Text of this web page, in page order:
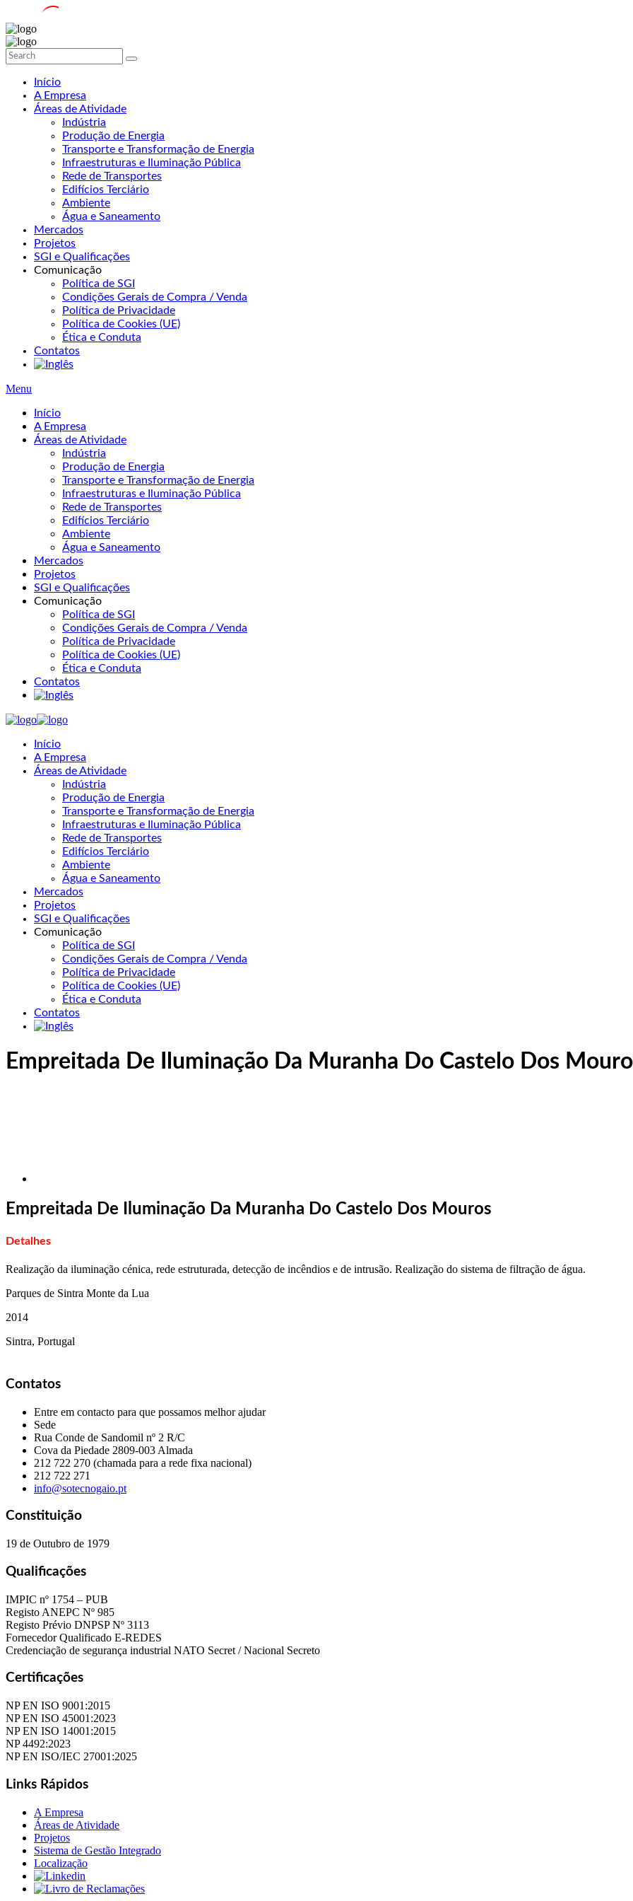
Início
A Empresa
Áreas de Atividade
Indústria
Produção de Energia
Transporte e Transformação de Energia
Infraestruturas e Iluminação Pública
Rede de Transportes
Edifícios Terciário
Ambiente
Água e Saneamento
Mercados
Projetos
SGI e Qualificações
Comunicação
Política de SGI
Condições Gerais de Compra / Venda
Política de Privacidade
Política de Cookies (UE)
Ética e Conduta
Contatos
Menu
Início
A Empresa
Áreas de Atividade
Indústria
Produção de Energia
Transporte e Transformação de Energia
Infraestruturas e Iluminação Pública
Rede de Transportes
Edifícios Terciário
Ambiente
Água e Saneamento
Mercados
Projetos
SGI e Qualificações
Comunicação
Política de SGI
Condições Gerais de Compra / Venda
Política de Privacidade
Política de Cookies (UE)
Ética e Conduta
Contatos
Início
A Empresa
Áreas de Atividade
Indústria
Produção de Energia
Transporte e Transformação de Energia
Infraestruturas e Iluminação Pública
Rede de Transportes
Edifícios Terciário
Ambiente
Água e Saneamento
Mercados
Projetos
SGI e Qualificações
Comunicação
Política de SGI
Condições Gerais de Compra / Venda
Política de Privacidade
Política de Cookies (UE)
Ética e Conduta
Contatos
Empreitada De Iluminação Da Muranha Do Castelo Dos
Empreitada De Iluminação Da Muranha Do Castelo Dos Mouros
Detalhes
Realização da iluminação cénica, rede estruturada, detecção de incêndios e de intrusão. Realização do sistema de filtração de água.
Parques de Sintra Monte da Lua
2014
Sintra, Portugal
Contatos
Entre em contacto para que possamos melhor ajudar
Sede
Rua Conde de Sandomil nº 2 R/C
Cova da Piedade 2809-003 Almada
212 722 270 (chamada para a rede fixa nacional)
212 722 271
info@sotecnogaio.pt
Constituição
19 de Outubro de 1979
Qualificações
IMPIC nº 1754 – PUB
Registo ANEPC Nº 985
Registo Prévio DNPSP Nº 3113
Fornecedor Qualificado E-REDES
Credenciação de segurança industrial NATO Secret / Nacional Secreto
Certificações
NP EN ISO 9001:2015
NP EN ISO 45001:2023
NP EN ISO 14001:2015
NP 4492:2023
NP EN ISO/IEC 27001:2025
Links Rápidos
A Empresa
Áreas de Atividade
Projetos
Sistema de Gestão Integrado
Localização